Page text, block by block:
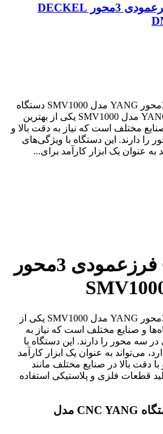
دستگاه CNC فرز سنترعمودی 3محور DECKEL
دستگاه CNC فرزعمودی 3محور YANG مدل SMV1000 دستگاه
CNC فرزعمودی 3محور YANG مدل SMV1000 یکی از بهترین
مختلف است که نیاز به دقت بالا و
را دارند. این دستگاه با ویژگی‌های
عنوان یک ابزار کارآمد برای...
دستگاه CNC فرزعمودی 3محور
دستگاه CNC فرزعمودی 3محور YANG مدل SMV1000 یکی از
و صنایع مختلف است که نیاز به
در سه محور را دارند. این دستگاه با
می‌تواند به عنوان یک ابزار کارآمد
دقت بالا در صنایع مختلف مانند
قطعات فلزی و پلاستیکی استفاده
ویژگی‌های برجسته دستگاه CNC YANG مدل